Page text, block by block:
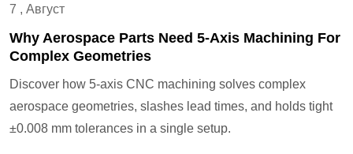
7 , Август
Why Aerospace Parts Need 5-Axis Machining For
Complex Geometries
Discover how 5-axis CNC machining solves complex
aerospace geometries, slashes lead times, and holds tight
±0.008 mm tolerances in a single setup.